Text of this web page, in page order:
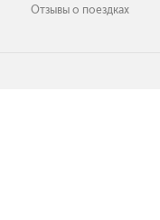
Отзывы о поездках